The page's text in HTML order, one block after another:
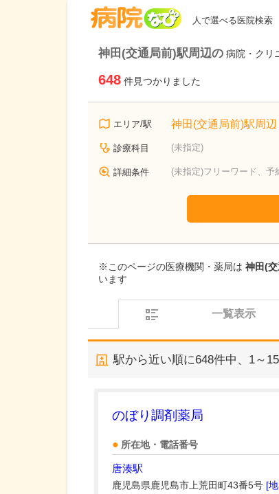
人で選べる医院検索
神田(交通局前)駅周辺の 病院・クリ
648 件見つかりました
エリア/駅 神田(交通局前)駅周辺
診療科目 (未指定)
詳細条件 (未指定)フリーワード、
※このページの医療機関・薬局は 神田(
います
一覧表示
駅から近い順に648件中、 1～
のぼり調剤薬局
所在地・電話番号
唐湊駅
鹿児島県鹿児島市上荒田町43番5号 [